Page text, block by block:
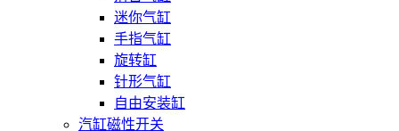
迷你气缸
手指气缸
旋转缸
针形气缸
自由安装缸
汽缸磁性开关